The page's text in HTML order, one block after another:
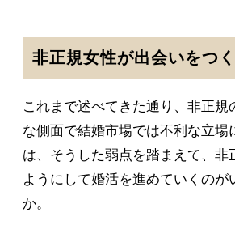
非正規女性が出会いをつ
これまで述べてきた通り、非正規
な側面で結婚市場では不利な立場
は、そうした弱点を踏まえて、非
ようにして婚活を進めていくのが
か。